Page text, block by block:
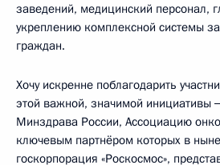
заведений, медицинский персонал,
укреплению комплексной системы
граждан.
Хочу искренне поблагодарить
этой важной, значимой инициативы
Минздрава России, Ассоциацию
ключевым партнёром которых в
госкорпорация «Роскосмос»,